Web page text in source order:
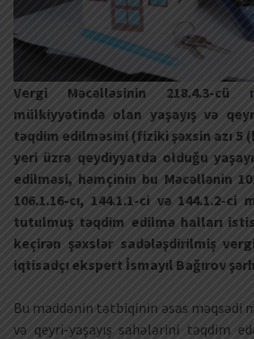
Vergi Məcəlləsinin 218.4.3-cü
mülkiyyətində olan yaşayış və
təqdim edilməsini (fiziki şəxsin azı 5
yeri üzrə qeydiyyatda olduğu
edilməsi, həmçinin bu Məcəllənin
106.1.16-cı, 144.1.1-ci və 144.1.2-ci
tutulmuş təqdim edilmə halları
keçirən şəxslər sadələşdirilmiş
iqtisadçı ekspert İsmayıl Bağırov
Bu maddənin tətbiqinin əsas məqsədi
və qeyri-yaşayış sahələrini təqdim